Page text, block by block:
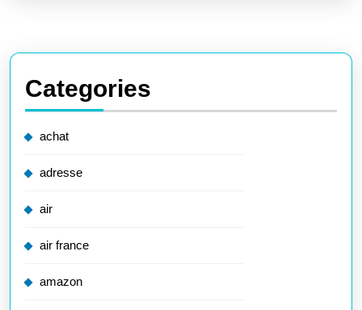
Categories
achat
adresse
air
air france
amazon